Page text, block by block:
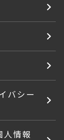
バシー
人情報